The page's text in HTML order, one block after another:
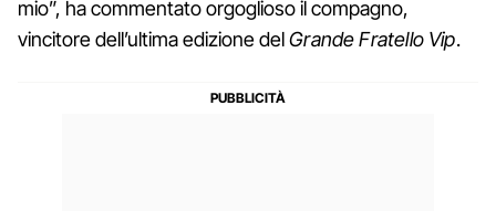
mio”, ha commentato orgoglioso il compagno,
vincitore dell’ultima edizione delGrande Fratello Vip.